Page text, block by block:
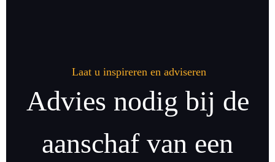
Laat u inspireren en adviseren
Advies nodig bij de
aanschaf van een